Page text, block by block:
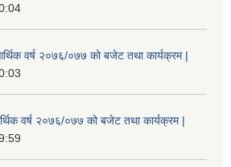
वर्ष २०७६/०७७ को बजेट तथा कार्यक्रम |
वर्ष २०७६/०७७ को बजेट तथा कार्यक्रम |